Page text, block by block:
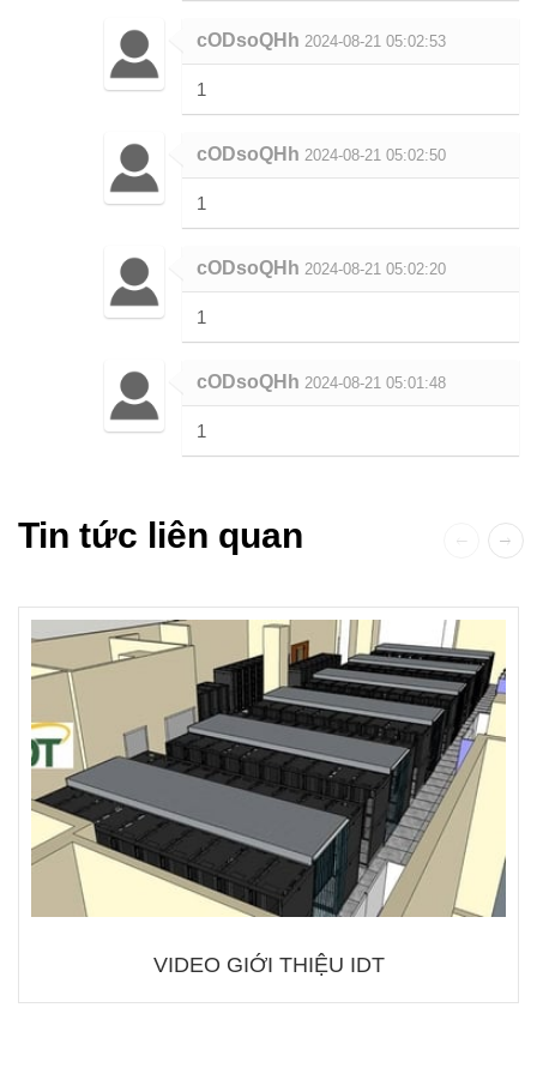
cODsoQHh 2024-08-21 05:02:53
1
cODsoQHh 2024-08-21 05:02:50
1
cODsoQHh 2024-08-21 05:02:20
1
cODsoQHh 2024-08-21 05:01:48
1
Tin tức liên quan
VIDEO GIỚI THIỆU IDT